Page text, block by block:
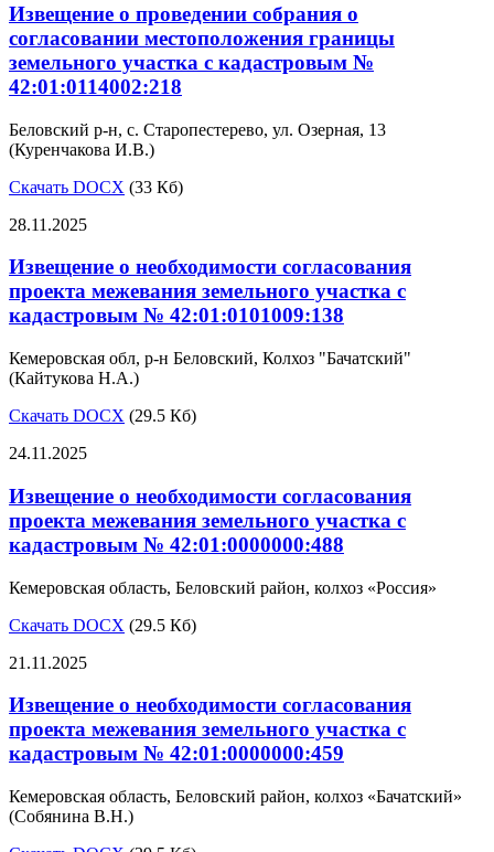
Извещение о проведении собрания о
согласовании местоположения границы
земельного участка с кадастровым №
42:01:0114002:218
Беловский р-н, с. Старопестерево, ул. Озерная, 13
(Куренчакова И.В.)
Скачать DOCX (33 Кб)
28.11.2025
Извещение о необходимости согласования
проекта межевания земельного участка с
кадастровым № 42:01:0101009:138
Кемеровская обл, р-н Беловский, Колхоз "Бачатский"
(Кайтукова Н.А.)
Скачать DOCX (29.5 Кб)
24.11.2025
Извещение о необходимости согласования
проекта межевания земельного участка с
кадастровым № 42:01:0000000:488
Кемеровская область, Беловский район, колхоз «Россия»
Скачать DOCX (29.5 Кб)
21.11.2025
Извещение о необходимости согласования
проекта межевания земельного участка с
кадастровым № 42:01:0000000:459
Кемеровская область, Беловский район, колхоз «Бачатский»
(Собянина В.Н.)